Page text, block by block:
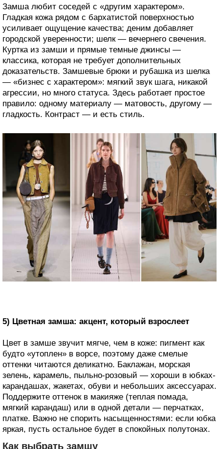
Замша любит соседей с «другим характером».
Гладкая кожа рядом с бархатистой поверхностью
усиливает ощущение качества; деним добавляет
городской уверенности; шелк — вечернего свечения.
Куртка из замши и прямые темные джинсы —
классика, которая не требует дополнительных
доказательств. Замшевые брюки и рубашка из шелка
— «бизнес с характером»: мягкий звук шага, никакой
агрессии, но много статуса. Здесь работает простое
правило: одному материалу — матовость, другому —
гладкость. Контраст — и есть стиль.
5) Цветная замша: акцент, который взрослеет
Цвет в замше звучит мягче, чем в коже: пигмент как
будто «утоплен» в ворсе, поэтому даже смелые
оттенки читаются деликатно. Баклажан, морская
зелень, карамель, пыльно-розовый — хороши в юбках-
карандашах, жакетах, обуви и небольших аксессуарах.
Поддержите оттенок в макияже (теплая помада,
мягкий карандаш) или в одной детали — перчатках,
платке. Важно не спорить насыщенностями: если юбка
яркая, пусть остальное будет в спокойных полутонах.
Как выбрать замшу